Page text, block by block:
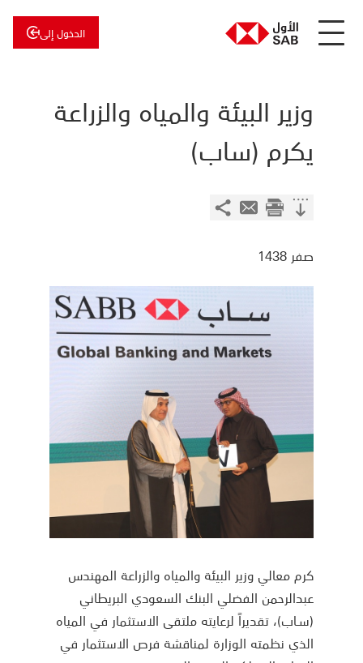
الدخول إلى
للاستثمار
وزير البيئة والمياه والزراعة
يكرم (ساب)
صفر 1438
كرم معالي وزير البيئة والمياه والزراعة المهندس
عبدالرحمن الفضلي البنك السعودي البريطاني
(سـاب)، تقديراً لرعايته ملتقى الاستثمار في المياه
الذي نظمته الوزارة لمناقشة فرص الاستثمار في